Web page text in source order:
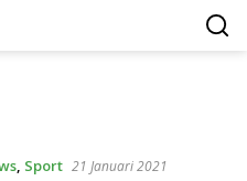
, Sport 21 Januari 2021